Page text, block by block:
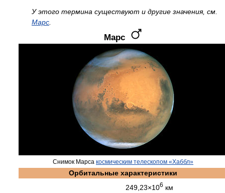
У этого термина существуют и другие значения, см.
Марс
Марс
Снимок Марса космическим телескопом «Хаббл»
Орбитальные характеристики
249,23×106 км